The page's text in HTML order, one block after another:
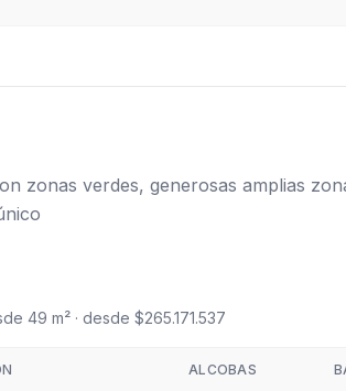
zonas verdes, generosas amplias
49 m² · desde $265.171.537
ALCOBAS